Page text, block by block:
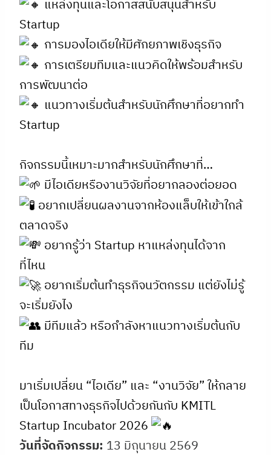
แหล่งทุนและโอกาสสนับสนุนสำหรับ
Startup
การมองไอเดียให้มีศักยภาพเชิงธุรกิจ
การเตรียมทีมและแนวคิดให้พร้อมสำหรับ
การพัฒนาต่อ
แนวทางเริ่มต้นสำหรับนักศึกษาที่อยากทำ
Startup
กิจกรรมนี้เหมาะมากสำหรับนักศึกษาที่…
มีไอเดียหรืองานวิจัยที่อยากลองต่อยอด
อยากเปลี่ยนผลงานจากห้องแล็บให้เข้าใกล้
ตลาดจริง
อยากรู้ว่า Startup หาแหล่งทุนได้จาก
ที่ไหน
อยากเริ่มต้นทำธุรกิจนวัตกรรม แต่ยังไม่รู้
จะเริ่มยังไง
มีทีมแล้ว หรือกำลังหาแนวทางเริ่มต้นกับ
ทีม
มาเริ่มเปลี่ยน “ไอเดีย” และ “งานวิจัย” ให้กลาย
เป็นโอกาสทางธุรกิจไปด้วยกันกับ KMITL
Startup Incubator 2026
วันที่จัดกิจกรรม: 13 มิถุนายน 2569